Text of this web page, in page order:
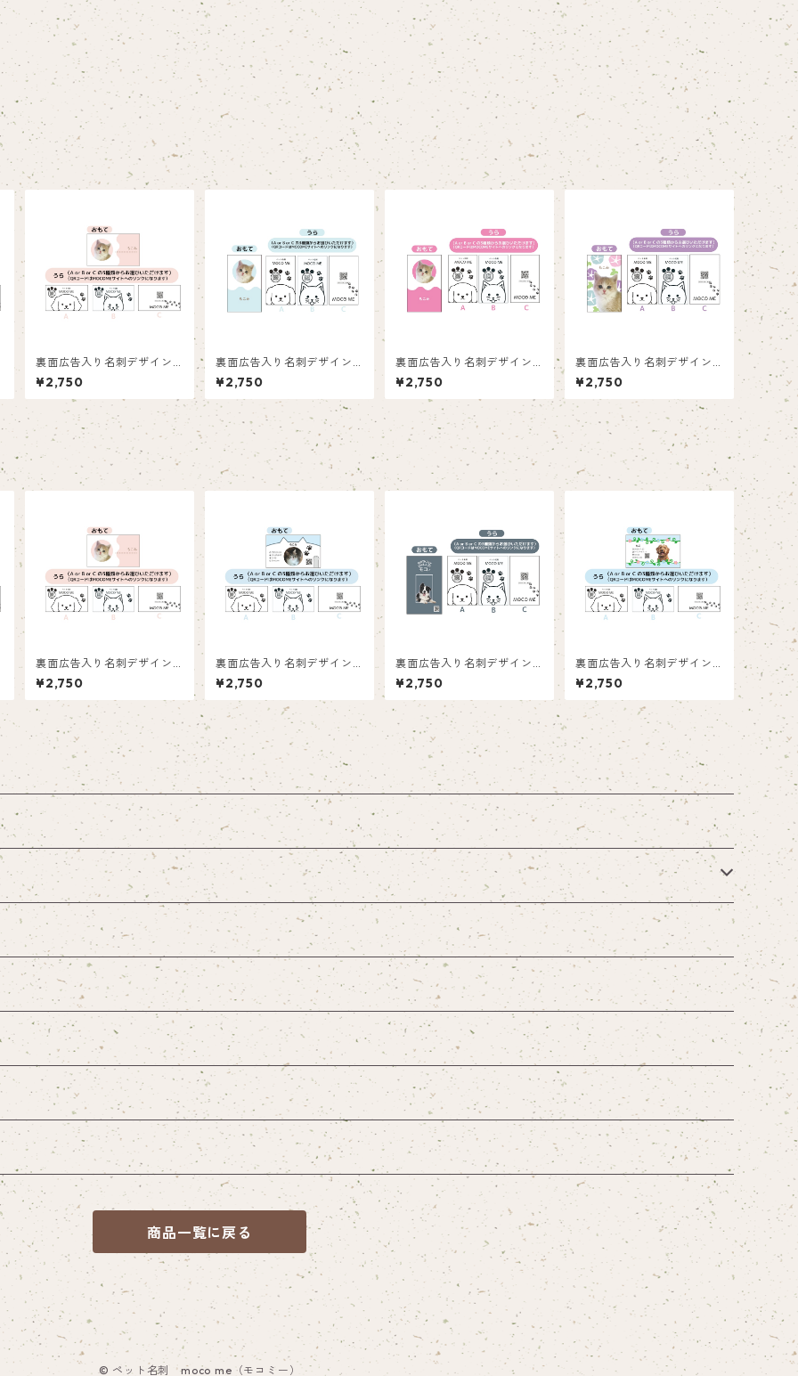
裏面広告入り名刺デザイン(1
箱50枚入り)_ピンク_P003
¥2,750
裏面広告入り名刺デザイン(1
箱50枚入り)_水色_LB001
¥2,750
裏面広告入り名刺デザイン(1
箱50枚入り)_ピンク_P002
¥2,750
裏面広告入り名刺デザイン(1
箱50枚入り)_紫陽花_HY00
2
¥2,750
裏面広告入り名刺デザイン(1
箱50枚入り)_ピンク_P003
¥2,750
裏面広告入り名刺デザイン(1
箱50枚入り)_ネコ_C002ad
¥2,750
裏面広告入り名刺デザイン(1
箱50枚入り)_四角_SQ001a
d
¥2,750
裏面広告入り名刺デザイン(1
箱50枚入り)_花_F003ad
¥2,750
商品一覧に戻る
© ペット名刺 moco me（モコミー）